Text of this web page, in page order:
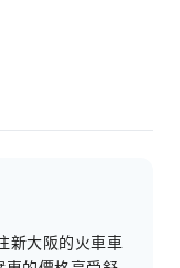
新大阪的火車車